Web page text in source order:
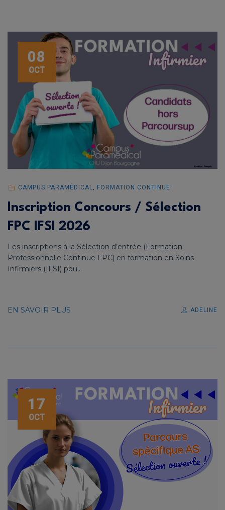
08
OCT
CAMPUS PARAMÉDICAL, FORMATION CONTINUE
Inscription Concours / Sélection
FPC IFSI 2026
Les inscriptions à la Sélection d’entrée (Formation
Professionnelle Continue FPC) en formation en Soins
Infirmiers (IFSI) pou...
EN SAVOIR PLUS ADELINE
17
OCT